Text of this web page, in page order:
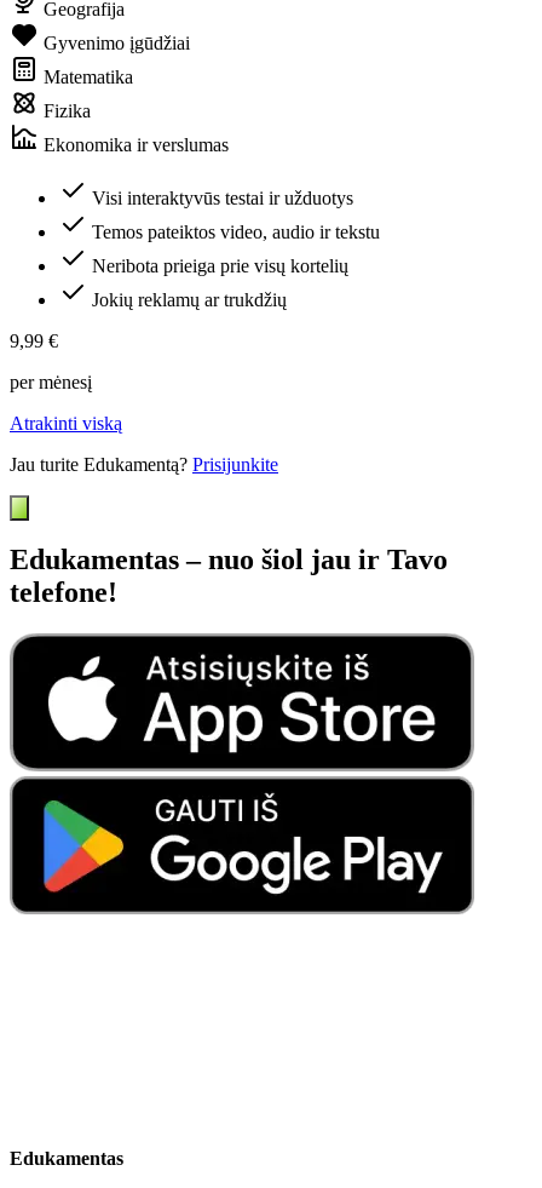
Geografija
Gyvenimo įgūdžiai
Matematika
Fizika
Ekonomika ir verslumas
Visi interaktyvūs testai ir užduotys
Temos pateiktos video, audio ir tekstu
Neribota prieiga prie visų kortelių
Jokių reklamų ar trukdžių
9,99 €
per mėnesį
Atrakinti viską
Jau turite Edukamentą? Prisijunkite
Edukamentas – nuo šiol jau ir Tavo
telefone!
Edukamentas